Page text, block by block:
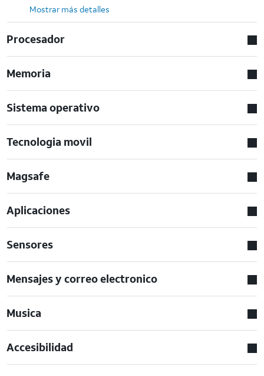
Mostrar más detalles
Procesador
Memoria
Sistema operativo
Tecnologia movil
Magsafe
Aplicaciones
Sensores
Mensajes y correo electronico
Musica
Accesibilidad